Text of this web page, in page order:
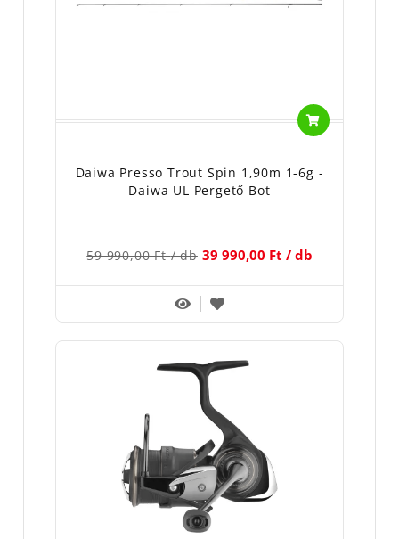
Daiwa Presso Trout Spin 1,90m 1-6g -
Daiwa UL Pergető Bot
59 990,00 Ft/ db 39 990,00 Ft / db